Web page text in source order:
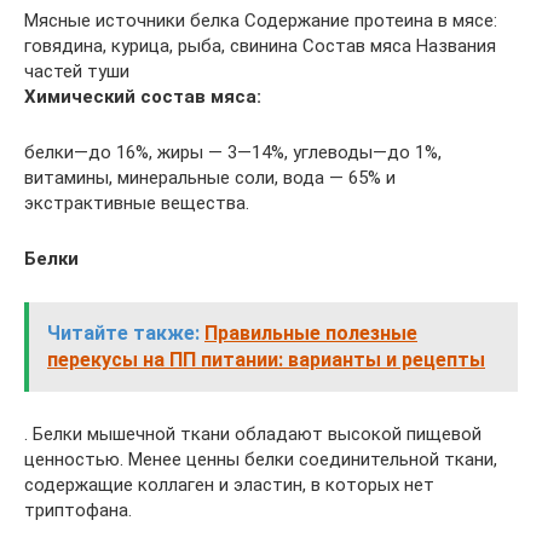
Мясные источники белка Содержание протеина в мясе:
говядина, курица, рыба, свинина Состав мяса Названия
частей туши
Химический состав мяса:
белки—до 16%, жиры — 3—14%, углеводы—до 1%,
витамины, минеральные соли, вода — 65% и
экстрактивные вещества.
Белки
Читайте также: Правильные полезные
перекусы на ПП питании: варианты и рецепты
. Белки мышечной ткани обладают высокой пищевой
ценностью. Менее ценны белки соединительной ткани,
содержащие коллаген и эластин, в которых нет
триптофана.